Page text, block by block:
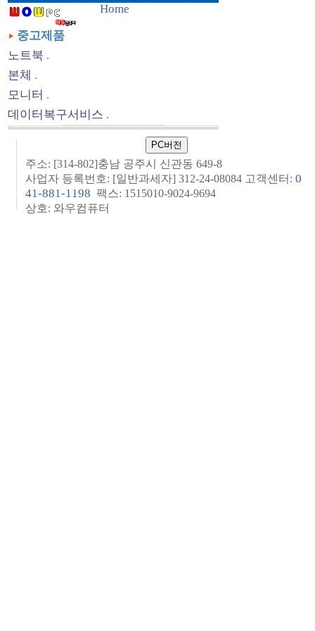
Home
중고제품
노트북 .
본체 .
모니터 .
데이터복구서비스 .
주소: [314-802]충남 공주시 신관동 649-8
사업자 등록번호: [일반과세자] 312-24-08084 고객센터: 0
41-881-1198 팩스: 1515010-9024-9694
상호: 와우컴퓨터